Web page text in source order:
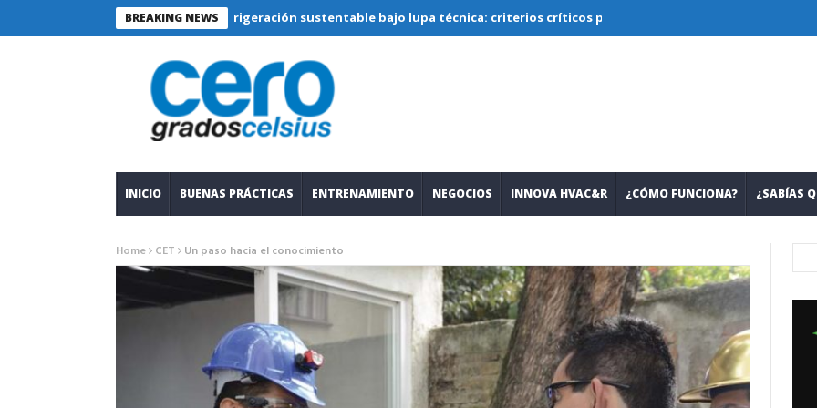
BREAKING NEWS
Refrigeración sustentable bajo lupa técnica: criterios críticos para diseñar, seleccionar y operar sistemas
INICIO BUENAS PRÁCTICAS ENTRENAMIENTO NEGOCIOS INNOVA HVAC&R ¿CÓMO FUNCIONA? ¿SABÍAS
Home CET Un paso hacia el conocimiento